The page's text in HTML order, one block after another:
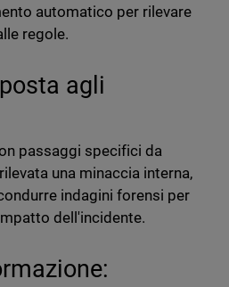
automatico per rilevare
regole.
agli
passaggi specifici da
una minaccia interna,
indagini forensi per
dell'incidente.